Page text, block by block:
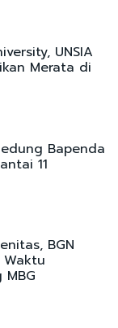
UNSIA
Merata di
Bapenda
11
BGN